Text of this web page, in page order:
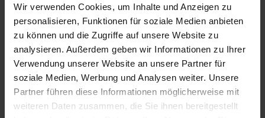
Wir verwenden Cookies, um Inhalte und Anzeigen zu
personalisieren, Funktionen für soziale Medien anbieten
zu können und die Zugriffe auf unsere Website zu
analysieren. Außerdem geben wir Informationen zu Ihrer
Verwendung unserer Website an unsere Partner für
soziale Medien, Werbung und Analysen weiter. Unsere
Partner führen diese Informationen möglicherweise mit
weiteren Daten zusammen, die Sie ihnen bereitgestellt